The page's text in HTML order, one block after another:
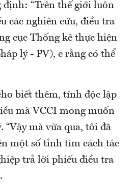
định: “Trên thế giới luôn
các nghiên cứu, điều tra
cục Thống kê thực hiện
lý - PV), e rằng có thể
biết thêm, tính độc lập
mà VCCI mong muốn
mà vừa qua, tôi đã
một số tỉnh tìm cách tác
trả lời phiếu điều tra